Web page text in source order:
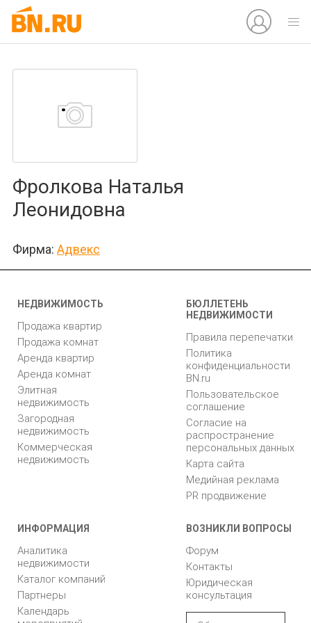
Фролкова Наталья
Леонидовна
Фирма: Адвекс
НЕДВИЖИМОСТЬ
Продажа квартир
Продажа комнат
Аренда квартир
Аренда комнат
Элитная
недвижимость
Загородная
недвижимость
Коммерческая
недвижимость
БЮЛЛЕТЕНЬ
НЕДВИЖИМОСТИ
Правила перепечатки
Политика
конфиденциальности
BN.ru
Пользовательское
соглашение
Согласие на
распространение
персональных данных
Карта сайта
Медийная реклама
PR продвижение
ИНФОРМАЦИЯ
Аналитика
недвижимости
Каталог компаний
Партнеры
Календарь
ВОЗНИКЛИ ВОПРОСЫ
Форум
Контакты
Юридическая
консультация